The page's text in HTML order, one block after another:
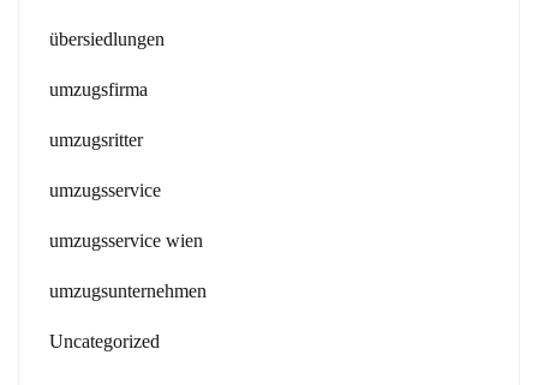
übersiedlungen
umzugsfirma
umzugsritter
umzugsservice
umzugsservice wien
umzugsunternehmen
Uncategorized